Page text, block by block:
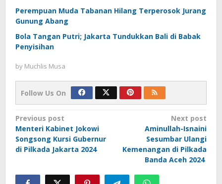
Perempuan Muda Tabanan Hilang Terperosok Jurang
Gunung Abang
Bola Tangan Putri; Jakarta Tundukkan Bali di Babak
Penyisihan
by Muchlis Musa
Follow Us On
Post
navigation
Previous post
Menteri Kabinet Jokowi
Songsong Kursi Gubernur
di Pilkada Jakarta 2024
Next post
Aminullah-Isnaini
Sesumbar Ulangi
Kemenangan di Pilkada
Banda Aceh 2024